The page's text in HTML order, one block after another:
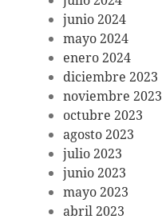
junio 2024
mayo 2024
enero 2024
diciembre 2023
noviembre 2023
octubre 2023
agosto 2023
julio 2023
junio 2023
mayo 2023
abril 2023